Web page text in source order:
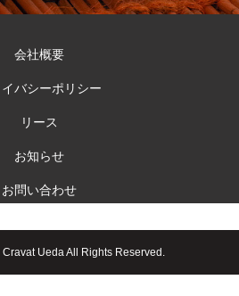
会社概要
バシーポリシー
リース
お知らせ
お問い合わせ
Ueda All Rights Reserved.